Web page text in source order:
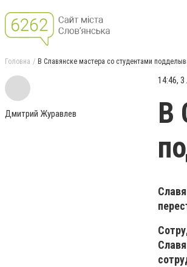
Головна В Славянске мастера со студентами
Дмитрий Журавлев
14:46,
В